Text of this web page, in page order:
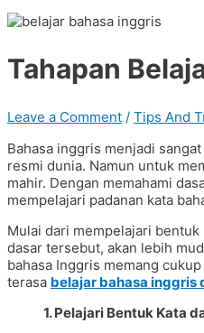
Tahapan
Leave a Comment / Tips And
Bahasa inggris menjadi
resmi dunia. Namun untuk
mahir. Dengan memahami
mempelajari padanan kata
Mulai dari mempelajari bentuk
dasar tersebut, akan lebih
bahasa Inggris memang
terasa belajar bahasa inggris
1. Pelajari Bentuk Kata